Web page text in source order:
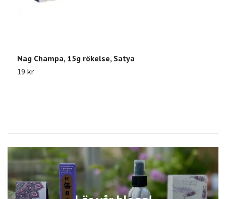
Nag Champa, 15g rökelse, Satya
19 kr